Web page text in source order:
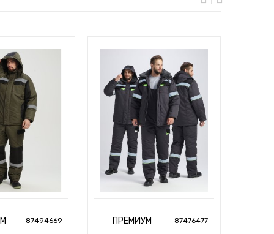
87494669 ПРЕМИУМ 87476477